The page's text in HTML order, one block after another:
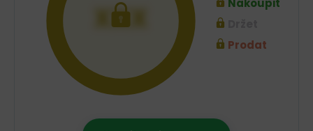
XXX
Nakoupit
Prodat